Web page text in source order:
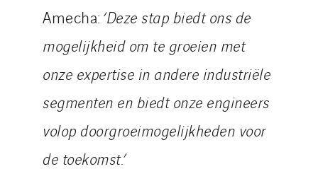
Amecha:‘Deze stap biedt ons de
mogelijkheid om te groeien met
onze expertise in andere industriële
segmenten en biedt onze engineers
volop doorgroeimogelijkheden voor
de toekomst.’